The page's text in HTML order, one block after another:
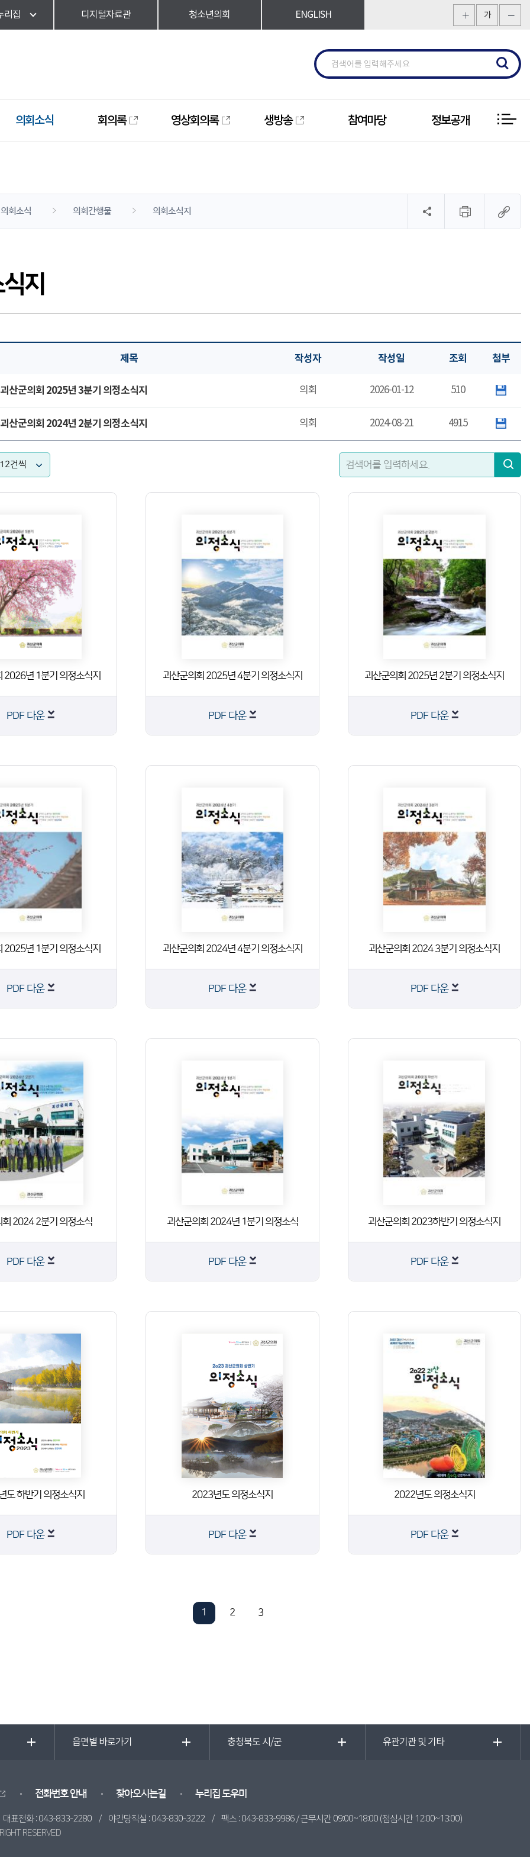
리집 디지털자료관 청소년의회 ENGLISH 가
의회소식 회의록 영상회의록 생방송 참여마당 정보공개
의회소식 의회간행물 의회소식지
지
제목 작성자 작성일 조회 첨부
괴산군의회 2025년 3분기 의정소식지 의회 2026-01-12 510
괴산군의회 2024년 2분기 의정소식지 의회 2024-08-21 4915
2026년 1분기 의정소식지
PDF 다운
괴산군의회 2025년 4분기 의정소식지
PDF 다운
괴산군의회 2025년 2분기 의정소식지
PDF 다운
2025년 1분기 의정소식지
PDF 다운
괴산군의회 2024년 4분기 의정소식지
PDF 다운
괴산군의회 2024 3분기 의정소식지
PDF 다운
회 2024 2분기 의정소식
PDF 다운
괴산군의회 2024년 1분기 의정소식
PDF 다운
괴산군의회 2023하반기 의정소식지
PDF 다운
도 하반기 의정소식지
PDF 다운
2023년도 의정소식지
PDF 다운
2022년도 의정소식지
PDF 다운
1 2 3
읍면별 바로가기 충청북도 시/군 유관기관 및 기타
전화번호 안내 찾아오시는길 누리집 도우미
표전화 : 043-833-2280 / 야간당직실 : 043-830-3222/ 팩스 : 043-833-9986 / 근무시간 09:00~18:00 (점심시간 12:00~13:00)
RESERVED